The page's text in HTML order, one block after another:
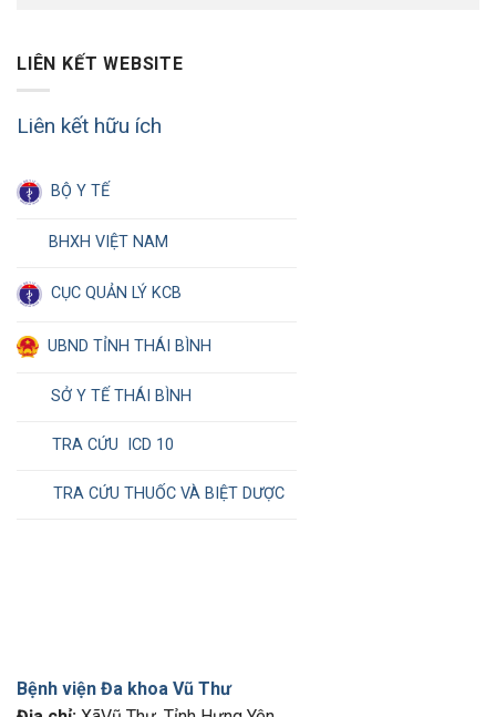
LIÊN KẾT WEBSITE
Liên kết hữu ích
BỘ Y TẾ
BHXH VIỆT NAM
CỤC QUẢN LÝ KCB
UBND TỈNH THÁI BÌNH
SỞ Y TẾ THÁI BÌNH
TRA CỨU ICD 10
TRA CỨU THUỐC VÀ BIỆT DƯỢC
Bệnh viện Đa khoa Vũ Thư